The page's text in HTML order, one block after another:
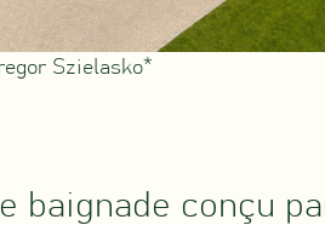
Szielasko*
baignade conçu